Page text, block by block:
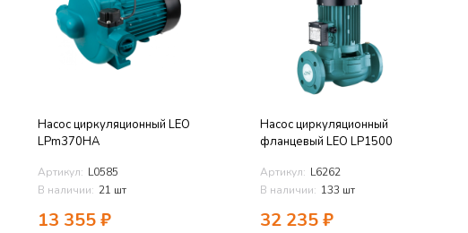
Насос циркуляционный LEO
LPm370HA
Артикул: L0585
В наличии: 21 шт
13 355₽
Насос циркуляционный
фланцевый LEO LP1500
Артикул: L6262
В наличии: 133 шт
32 235₽